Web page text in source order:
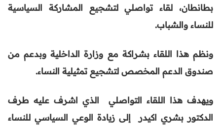
بطانطان، لقاء تواصلي لتشجيع المشاركة السياسية
للنساء والشباب.
ونظم هذا اللقاء بشراكة مع وزارة الداخلية وبدعم من
صندوق الدعم المخصص لتشجيع تمثيلية النساء.
ويهدف هذا اللقاء التواصلي الذي اشرف عليه طرف
الدكتور بشري اكيدر إلى زيادة الوعي السياسي للنساء